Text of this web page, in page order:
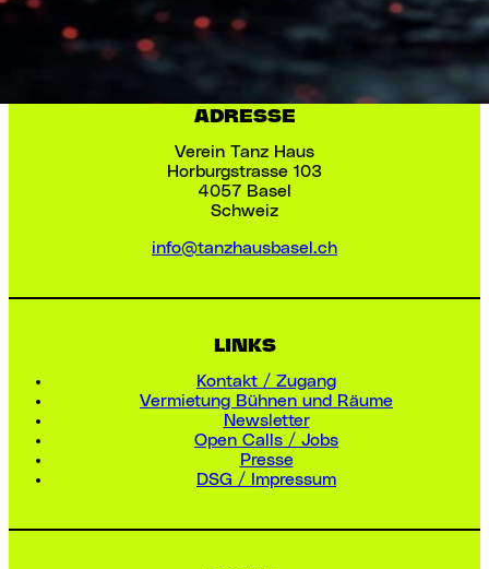
ADRESSE
Verein Tanz Haus
Horburgstrasse 103
4057 Basel
Schweiz
info@tanzhausbasel.ch
LINKS
Kontakt / Zugang
Vermietung Bühnen und Räume
Newsletter
Open Calls / Jobs
Presse
DSG / Impressum